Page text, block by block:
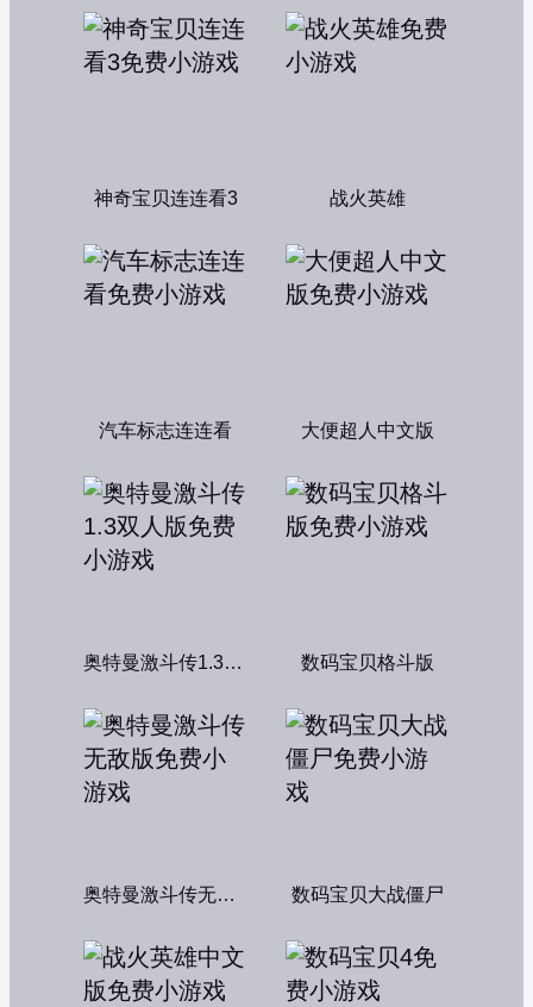
神奇宝贝连连看3 战火英雄
汽车标志连连看 大便超人中文版
奥特曼激斗传1.3双人版 数码宝贝格斗版
奥特曼激斗传无敌版 数码宝贝大战僵尸